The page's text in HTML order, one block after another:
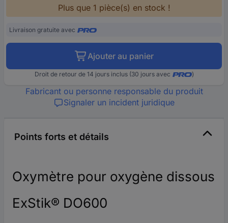
Plus que 1 pièce(s) en stock !
Livraison gratuite avec
Ajouter au panier
Droit de retour de 14 jours inclus (30 jours avec )
Fabricant ou personne responsable du produit
Signaler un incident juridique
Points forts et détails
Oxymètre pour oxygène dissous
ExStik® DO600